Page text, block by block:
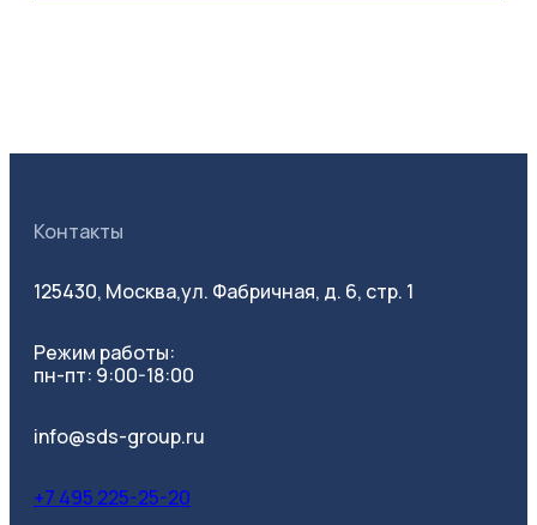
Контакты
125430, Москва,ул. Фабричная, д. 6, стр. 1
Режим работы:
пн-пт: 9:00-18:00
info@sds-group.ru
+7 495 225-25-20